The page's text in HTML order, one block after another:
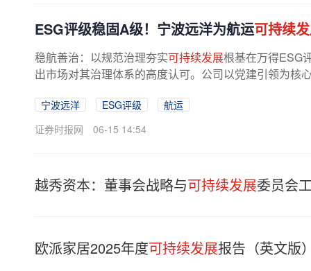
ESG评级稳固A级！宁波远洋为航运可持续
稳航善治：以规范治理夯实可持续发展根基在万得ESG
出市场对其治理体系的高度认可。公司以党建引领为核
宁波远洋 ESG评级
航运
证券时报网
06-15 14:54
越秀资本：董事会战略与可持续发展委员会
欧派家居2025年度可持续发展报告（英文版